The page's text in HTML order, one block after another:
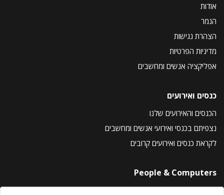
אודות
הנמר
הצהרת נגישות
מדיניות הפרטיות
אפליקציה אנשים ומחשבים
כנסים ואירועים
הכנסים והאירועים שלנו
נצפיתם בכנסי ואירועי אנשים ומחשבים
לקראת כנסים ואירועים קרובים
People & Computers
About Us